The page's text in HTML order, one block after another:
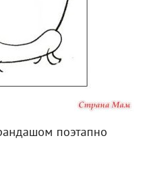
поэтапно